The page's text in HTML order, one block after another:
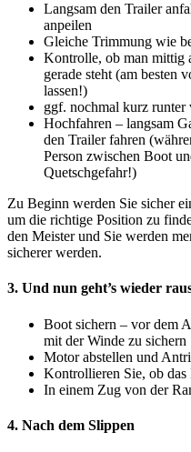
Langsam den Trailer
anpeilen
Gleiche Trimmung wie
Kontrolle, ob man mittig
gerade steht (am besten
lassen!)
ggf. nochmal kurz
Hochfahren – langsam
den Trailer fahren
Person zwischen Boot
Quetschgefahr!)
Zu Beginn werden Sie sicher
um die richtige Position zu
den Meister und Sie werden
sicherer werden.
3. Und nun geht’s wieder
Boot sichern – vor dem
mit der Winde zu sichern
Motor abstellen und
Kontrollieren Sie, ob
In einem Zug von der
4. Nach dem Slippen